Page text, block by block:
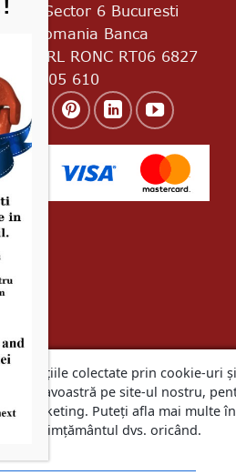
Sector 6 Bucuresti
Romania Banca
BTRL RONC RT06 6827
305 610
colectate prin cookie-uri
pe site-ul nostru,
marketing. Puteți afla mai multe
consimțământul dvs. oricând.